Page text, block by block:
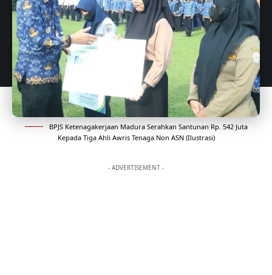
BPJS Ketenagakerjaan Madura Serahkan Santunan Rp. 542 Juta
Kepada Tiga Ahli Awris Tenaga Non ASN (Ilustrasi)
- ADVERTISEMENT -